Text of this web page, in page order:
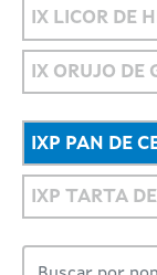
IX LICOR DE
IX ORUJO DE
IXP PAN DE
IXP TARTA